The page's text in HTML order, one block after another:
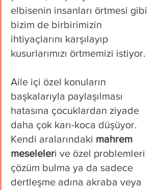
elbisenin insanları örtmesi gibi
bizim de birbirimizin
ihtiyaçlarını karşılayıp
kusurlarımızı örtmemizi istiyor.
Aile içi özel konuların
başkalarıyla paylaşılması
hatasına çocuklardan ziyade
daha çok karı-koca düşüyor.
Kendi aralarındaki mahrem
meseleleri ve özel problemleri
çözüm bulma ya da sadece
dertleşme adına akraba veya